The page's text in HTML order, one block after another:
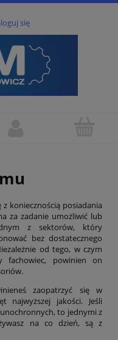
się
koniecznością posiadania
za zadanie umożliwić lub
z sektorów, który
bez dostatecznego
od tego, w czym
fachowiec, powinien on
zaopatrzyć się w
najwyższej jakości. Jeśli
to jednymi z
na co dzień, są z